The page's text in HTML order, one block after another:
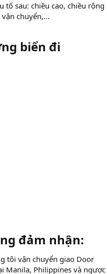
tố sau: chiều cao, chiều rộng
chuyển,...
biển đi
đảm nhận:​
tôi vận chuyển giao Door
Manila, Philippines và ngược